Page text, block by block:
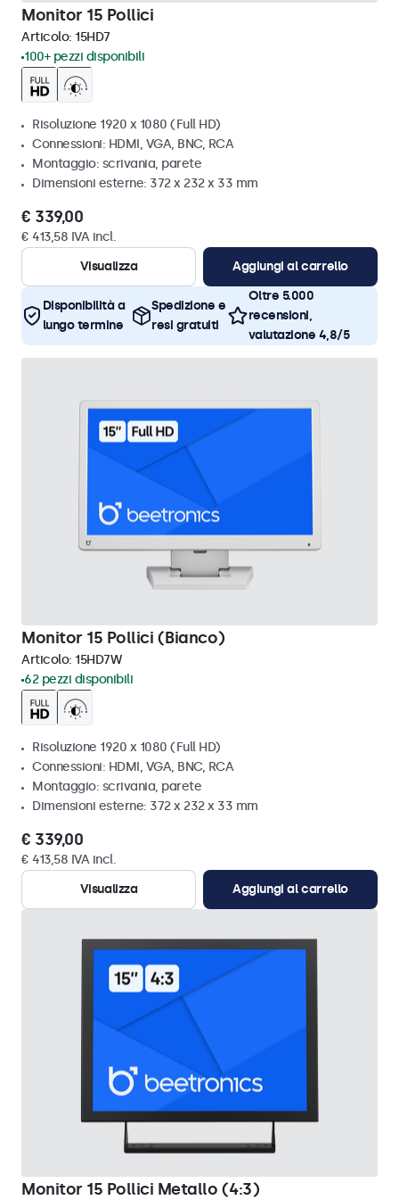
Monitor 15 Pollici
Articolo: 15HD7
100+ pezzi disponibili
Risoluzione 1920 x 1080 (Full HD)
Connessioni: HDMI, VGA, BNC, RCA
Montaggio: scrivania, parete
Dimensioni esterne: 372 x 232 x 33 mm
€ 339,00
€ 413,58 IVA incl.
Visualizza
Aggiungi al carrello
Disponibilità a
lungo termine
Spedizione e
resi gratuiti
Oltre 5.000
recensioni,
valutazione 4,8/5
Monitor 15 Pollici (Bianco)
Articolo: 15HD7W
62 pezzi disponibili
Risoluzione 1920 x 1080 (Full HD)
Connessioni: HDMI, VGA, BNC, RCA
Montaggio: scrivania, parete
Dimensioni esterne: 372 x 232 x 33 mm
€ 339,00
€ 413,58 IVA incl.
Visualizza
Aggiungi al carrello
Monitor 15 Pollici Metallo (4:3)